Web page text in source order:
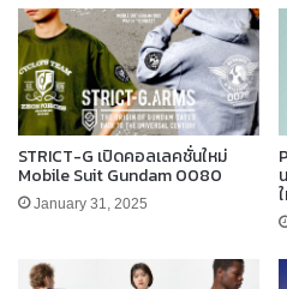
STRICT-G เปิดคอลเลคชั่นใหม่
Mobile Suit Gundam 0080
January 31, 2025